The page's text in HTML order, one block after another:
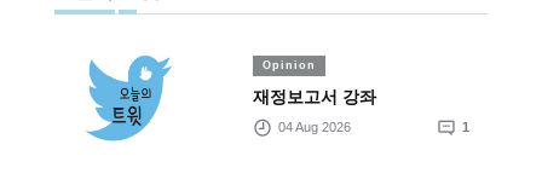
Opinion
재정보고서 강좌
04 Aug 2026 1